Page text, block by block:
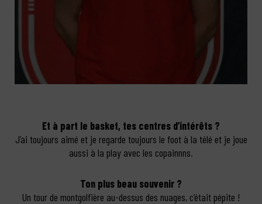
Et à part le basket, tes centres d’intérêts ?
J’ai toujours aimé et je regarde toujours le foot à la télé et je joue
aussi à la play avec les copainnns.
Ton plus beau souvenir ?
Un tour de montgolfière au-dessus des nuages, c’était pépite !